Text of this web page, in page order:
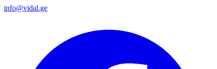
info@vidal.ge